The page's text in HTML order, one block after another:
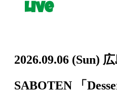
Live
2026.09.06 (Sun)
SABOTEN 「